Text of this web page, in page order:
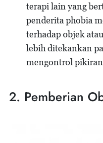
terapi lain yang
penderita phobia
terhadap objek
lebih ditekankan
mengontrol pikiran
2. Pemberian